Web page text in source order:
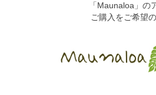
「Maunaloa」の
ご購入をご希望